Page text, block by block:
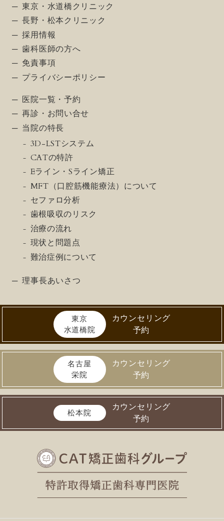
東京・水道橋クリニック
長野・松本クリニック
採用情報
歯科医師の方へ
免責事項
プライバシーポリシー
医院一覧・予約
再診・お問い合せ
当院の特長
3D-LSTシステム
CATの特許
Eライン・Sライン矯正
MFT（口腔筋機能療法）について
セファロ分析
歯根吸収のリスク
治療の流れ
現状と問題点
難治症例について
理事長あいさつ
東京
水道橋院
カウンセリング
予約
名古屋
栄院
カウンセリング
予約
松本院
カウンセリング
予約